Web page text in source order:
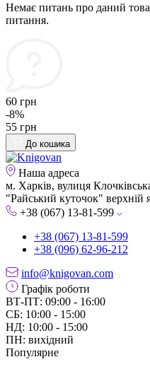
Немає питань про даний
питання.
60 грн
-8%
55 грн
До кошика
Наша адреса
м. Харків, вулиця
"Райський куточок" верхній
+38 (067) 13-81-599
+38 (067) 13-81-599
+38 (096) 62-96-212
info@knigovan.com
Графік роботи
ВТ-ПТ: 09:00 - 16:00
СБ: 10:00 - 15:00
НД: 10:00 - 15:00
ПН: вихідний
Популярне